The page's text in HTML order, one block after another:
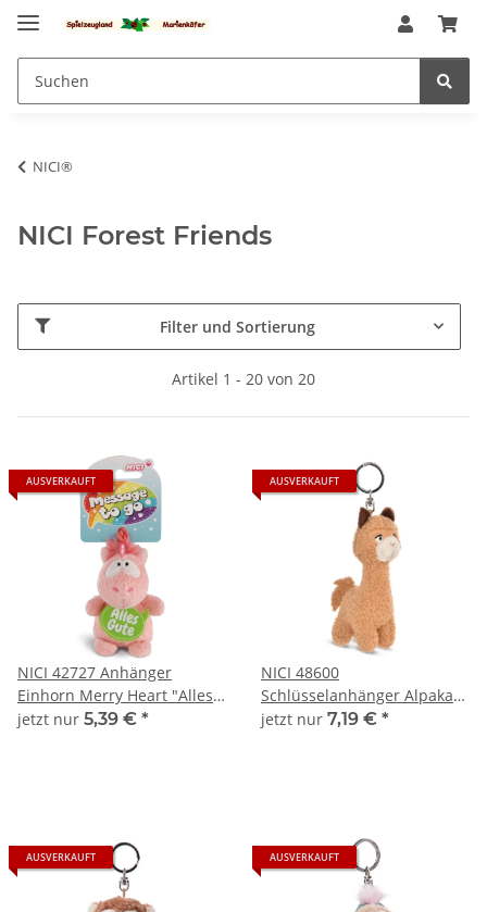
NICI®
NICI Forest Friends
Filter und Sortierung
Artikel 1 - 20 von 20
AUSVERKAUFT
NICI 42727 Anhänger
Einhorn Merry Heart "Alles
Gute" Bean Bags 8 cm
jetzt nur 5,39 € *
AUSVERKAUFT
NICI 48600
Schlüsselanhänger Alpaka
Al Paka Green Bean Bags 10
jetzt nur 7,19 € *
AUSVERKAUFT AUSVERKAUFT